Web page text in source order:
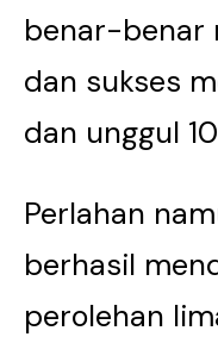
benar-benar
dan sukses
dan unggul
Perlahan
berhasil
perolehan